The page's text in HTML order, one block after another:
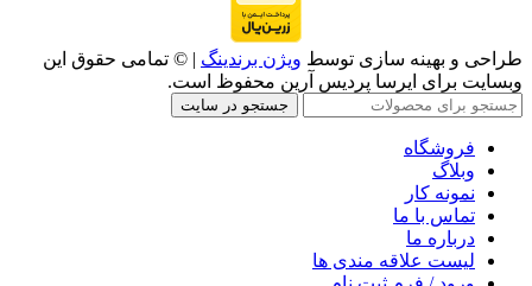
طراحی و بهینه سازی توسط ویژن برندینگ | © تمامی حقوق این
وبسایت برای ایرسا پردیس آرین محفوظ است.
جستجو در سایت
فروشگاه
وبلاگ
نمونه کار
تماس با ما
درباره ما
لیست علاقه مندی ها